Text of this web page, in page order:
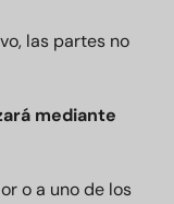
las partes no
mediante
o a uno de los